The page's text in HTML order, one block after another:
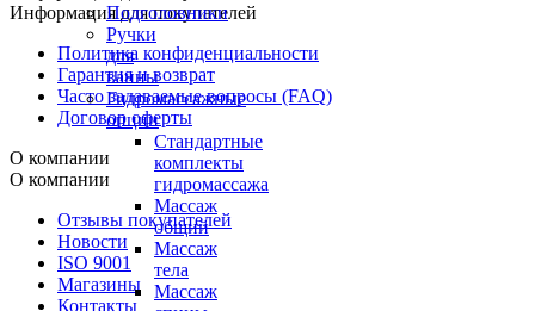
Подголовники
Ручки
для
ванны
Гидромассажные
опции
Стандартные
комплекты
гидромассажа
Массаж
общий
Массаж
тела
Массаж
Информация для покупателей
Политика конфиденциальности
Гарантия и возврат
Часто задаваемые вопросы (FAQ)
Договор оферты
О компании
О компании
Отзывы покупателей
Новости
ISO 9001
Магазины
Контакты